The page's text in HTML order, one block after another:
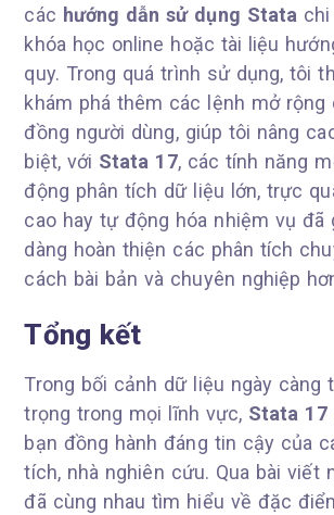
các hướng dẫn sử dụng Stata
khóa học online hoặc tài liệu
quy. Trong quá trình sử dụng, tôi
khám phá thêm các lệnh mở rộng
đồng người dùng, giúp tôi nâng
biệt, với Stata 17, các tính năng
động phân tích dữ liệu lớn, trực
cao hay tự động hóa nhiệm vụ đã
dàng hoàn thiện các phân tích
cách bài bản và chuyên nghiệp
Tổng kết
Trong bối cảnh dữ liệu ngày càng
trọng trong mọi lĩnh vực, Stata 17
bạn đồng hành đáng tin cậy của
tích, nhà nghiên cứu. Qua bài viết
đã cùng nhau tìm hiểu về đặc